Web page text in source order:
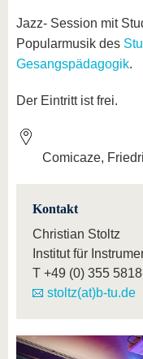
Jazz- Session mit
Popularmusik des
Gesangspädagogik.
Der Eintritt ist frei.
Comicaze,
Kontakt
Christian Stoltz
Institut für
T +49 (0) 355
stoltz(at)b-tu.de